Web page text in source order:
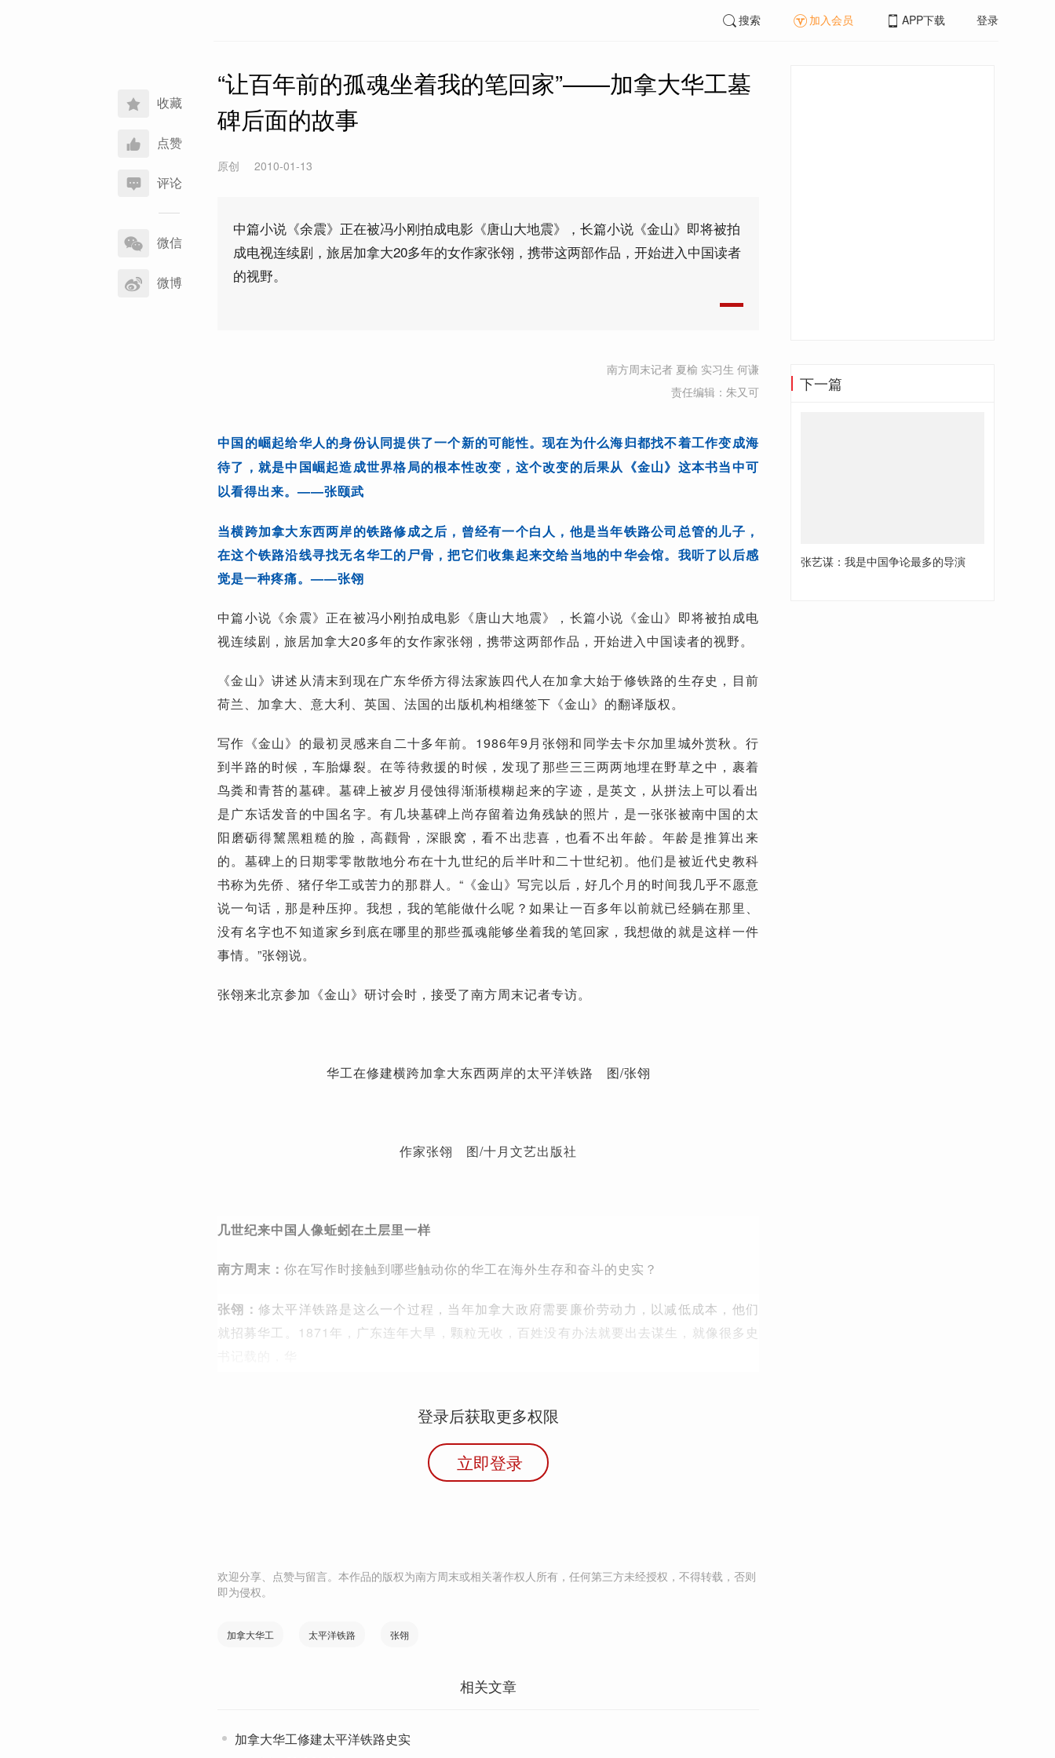
收藏
点赞
评论
享
到
微信
微博
搜索 加入会员 APP下载 登录
“让百年前的孤魂坐着我的笔回家”——加拿大华工墓
碑后面的故事
原创 2010-01-13
中篇小说《余震》正在被冯小刚拍成电影《唐山大地震》，长篇小说《金山》即将被拍
成电视连续剧，旅居加拿大20多年的女作家张翎，携带这两部作品，开始进入中国读者
的视野。
南方周末记者 夏榆 实习生 何谦
责任编辑：朱又可
中国的崛起给华人的身份认同提供了一个新的可能性。现在为什么海归都找不着工作变成海
待了，就是中国崛起造成世界格局的根本性改变，这个改变的后果从《金山》这本书当中可
以看得出来。——张颐武
当横跨加拿大东西两岸的铁路修成之后，曾经有一个白人，他是当年铁路公司总管的儿子，
在这个铁路沿线寻找无名华工的尸骨，把它们收集起来交给当地的中华会馆。我听了以后感
觉是一种疼痛。——张翎
中篇小说《余震》正在被冯小刚拍成电影《唐山大地震》，长篇小说《金山》即将被拍成电
视连续剧，旅居加拿大20多年的女作家张翎，携带这两部作品，开始进入中国读者的视野。
《金山》讲述从清末到现在广东华侨方得法家族四代人在加拿大始于修铁路的生存史，目前
荷兰、加拿大、意大利、英国、法国的出版机构相继签下《金山》的翻译版权。
写作《金山》的最初灵感来自二十多年前。1986年9月张翎和同学去卡尔加里城外赏秋。行
到半路的时候，车胎爆裂。在等待救援的时候，发现了那些三三两两地埋在野草之中，裹着
鸟粪和青苔的墓碑。墓碑上被岁月侵蚀得渐渐模糊起来的字迹，是英文，从拼法上可以看出
是广东话发音的中国名字。有几块墓碑上尚存留着边角残缺的照片，是一张张被南中国的太
阳磨砺得黧黑粗糙的脸，高颧骨，深眼窝，看不出悲喜，也看不出年龄。年龄是推算出来
的。墓碑上的日期零零散散地分布在十九世纪的后半叶和二十世纪初。他们是被近代史教科
书称为先侨、猪仔华工或苦力的那群人。“《金山》写完以后，好几个月的时间我几乎不愿意
说一句话，那是种压抑。我想，我的笔能做什么呢？如果让一百多年以前就已经躺在那里、
没有名字也不知道家乡到底在哪里的那些孤魂能够坐着我的笔回家，我想做的就是这样一件
事情。”张翎说。
张翎来北京参加《金山》研讨会时，接受了南方周末记者专访。
华工在修建横跨加拿大东西两岸的太平洋铁路 图/张翎
作家张翎 图/十月文艺出版社
几世纪来中国人像蚯蚓在土层里一样
南方周末： 你在写作时接触到哪些触动你的华工在海外生存和奋斗的史实？
张翎： 修太平洋铁路是这么一个过程，当年加拿大政府需要廉价劳动力，以减低成本，他们
就招募华工。1871年，广东连年大旱，颗粒无收，百姓没有办法就要出去谋生，就像很多史
登录后获取更多权限
立即登录
欢迎分享、点赞与留言。本作品的版权为南方周末或相关著作权人所有，任何第三方未经授权，不得转载，否则
即为侵权。
加拿大华工 太平洋铁路 张翎
相关文章
加拿大华工修建太平洋铁路史实
下一篇
张艺谋：我是中国争论最多的导演